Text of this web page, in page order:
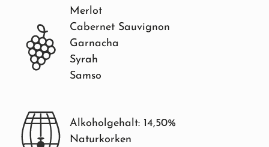
Merlot
Cabernet Sauvignon
Garnacha
Syrah
Samso
Alkoholgehalt: 14,50%
Naturkorken